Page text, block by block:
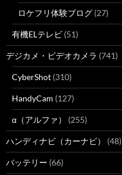
ロケフリ体験ブログ (27)
有機ELテレビ (51)
デジカメ・ビデオカメラ (741)
CyberShot (310)
HandyCam (127)
α（アルファ） (255)
ハンディナビ（カーナビ） (48)
バッテリー (66)